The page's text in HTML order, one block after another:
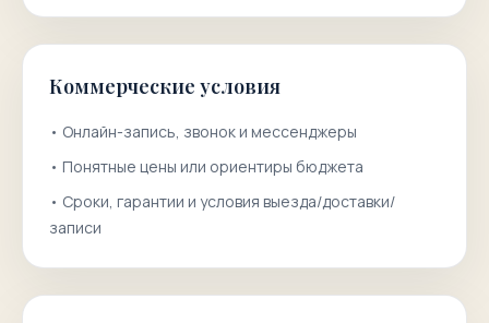
Коммерческие условия
• Онлайн-запись, звонок и мессенджеры
• Понятные цены или ориентиры бюджета
• Сроки, гарантии и условия выезда/доставки/
записи